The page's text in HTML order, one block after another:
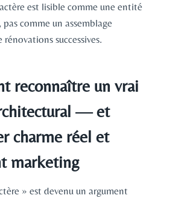
est lisible comme une entité
comme un assemblage
successives.
reconnaître un vrai
— et
charme réel et
marketing
» est devenu un argument